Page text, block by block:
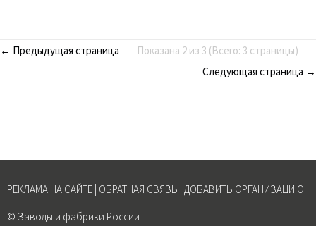
← Предыдущая страница
Показана 2 из 3 (Всего: 3 страницы)
Следующая страница →
РЕКЛАМА НА САЙТЕ ОБРАТНАЯ СВЯЗЬ ДОБАВИТЬ ОРГАНИЗАЦИЮ
© Заводы и фабрики России